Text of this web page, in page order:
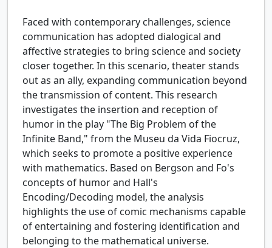
Faced with contemporary challenges, science
communication has adopted dialogical and
affective strategies to bring science and society
closer together. In this scenario, theater stands
out as an ally, expanding communication beyond
the transmission of content. This research
investigates the insertion and reception of
humor in the play "The Big Problem of the
Infinite Band," from the Museu da Vida Fiocruz,
which seeks to promote a positive experience
with mathematics. Based on Bergson and Fo's
concepts of humor and Hall's
Encoding/Decoding model, the analysis
highlights the use of comic mechanisms capable
of entertaining and fostering identification and
belonging to the mathematical universe.